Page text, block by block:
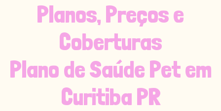
Planos, Preços e
Coberturas
Plano de Saúde Pet em
Curitiba PR